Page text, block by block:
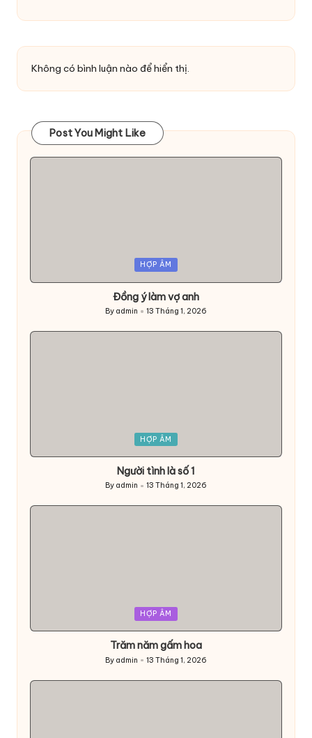
Không có bình luận nào để hiển thị.
Post You Might Like
HỢP ÂM
Đồng ý làm vợ anh
Posted
by
By admin 13 Tháng 1, 2026
HỢP ÂM
Người tình là số 1
Posted
by
By admin 13 Tháng 1, 2026
HỢP ÂM
Trăm năm gấm hoa
Posted
By admin 13 Tháng 1, 2026